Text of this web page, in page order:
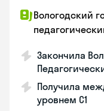
Вологодский
Закончила
Получила
уровнем C1